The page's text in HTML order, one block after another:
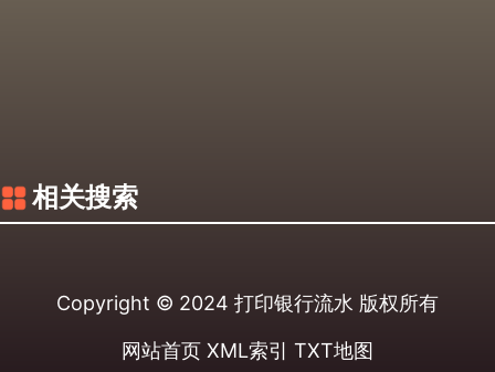
相关搜索
Copyright © 2024 打印银行流水 版权所有
网站首页 XML索引 TXT地图